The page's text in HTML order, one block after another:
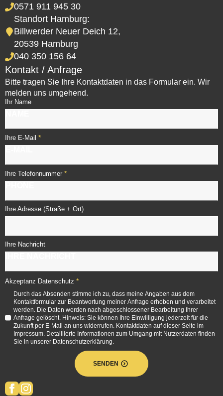
0571 911 945 30
Standort Hamburg:
Billwerder Neuer Deich 12,
20539 Hamburg
040 350 156 64
Kontakt / Anfrage
Bitte tragen Sie Ihre Kontaktdaten in das Formular ein. Wir
melden uns umgehend.
Ihr Name
Ihre E-Mail *
Ihre Telefonnummer *
Ihre Adresse (Straße + Ort)
Ihre Nachricht
Akzeptanz Datenschutz *
Durch das Absenden stimme ich zu, dass meine Angaben aus dem
Kontaktformular zur Beantwortung meiner Anfrage erhoben und verarbeitet
werden. Die Daten werden nach abgeschlossener Bearbeitung Ihrer
Anfrage gelöscht. Hinweis: Sie können Ihre Einwilligung jederzeit für die
Zukunft per E-Mail an uns widerrufen. Kontaktdaten auf dieser Seite im
Impressum. Detaillierte Informationen zum Umgang mit Nutzerdaten finden
Sie in unserer Datenschutzerklärung.
SENDEN